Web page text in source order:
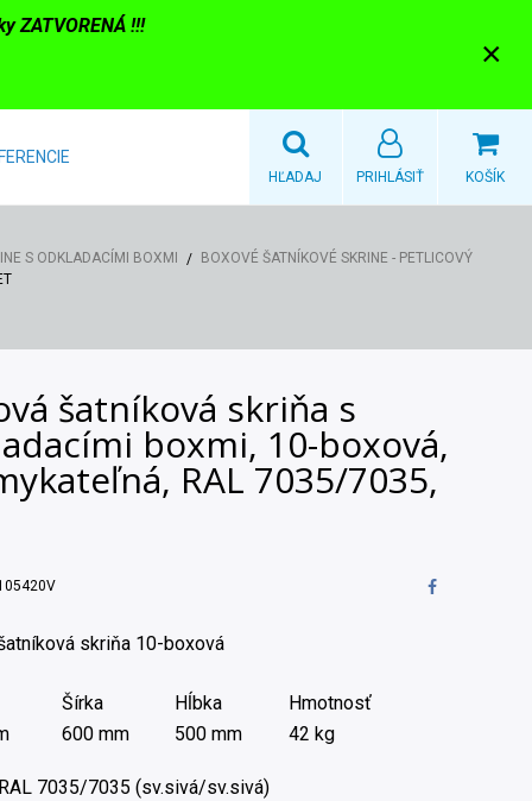
ZATVORENÁ !!!
×
KOŠÍK
PRIHLÁSIŤ
HĽADAJ
S ODKLADACÍMI BOXMI
BOXOVÉ ŠATNÍKOVÉ SKRINE - PETLICOVÝ
šatníková skriňa s
boxmi, 10-boxová,
RAL 7035/7035,
skriňa 10-boxová
Šírka Hĺbka
Hmotnosť
600 mm 500 mm 42 kg
7035/7035 (sv.sivá/sv.sivá)